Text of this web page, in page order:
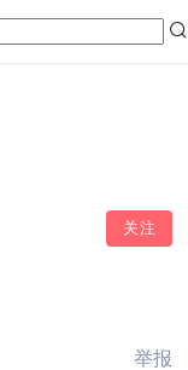
关注
举报